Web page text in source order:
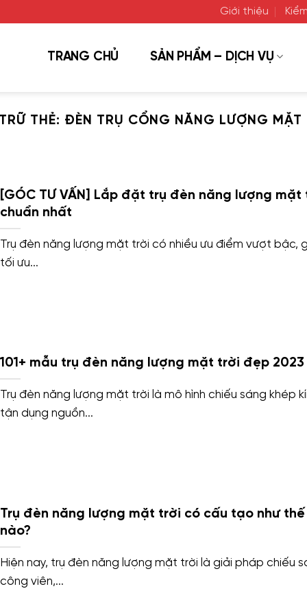
Giới thiệu
TRANG CHỦ SẢN PHẨM – DỊCH VỤ
THẺ: ĐÈN TRỤ CỔNG NĂNG LƯỢNG MẶT
[GÓC TƯ VẤN] Lắp đặt trụ đèn năng lượng mặt
chuẩn nhất
Trụ đèn năng lượng mặt trời có nhiều ưu điểm vượt bậc,
tối ưu...
101+ mẫu trụ đèn năng lượng mặt trời đẹp 2023
Trụ đèn năng lượng mặt trời là mô hình chiếu sáng khép
tận dụng nguồn...
Trụ đèn năng lượng mặt trời có cấu tạo như thế
nào?
Hiện nay, trụ đèn năng lượng mặt trời là giải pháp chiếu
công viên,...